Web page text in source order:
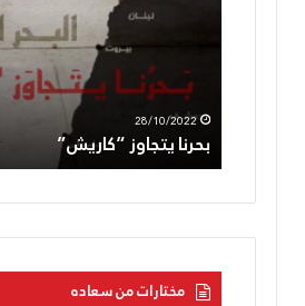
الجعبري:دماؤه
العدوّ
05/08/2022
الحزب القوميّ يزفّ الشّهيد
ستنفجر بركاناً بوجه العدوّ
مختارات من سعاده